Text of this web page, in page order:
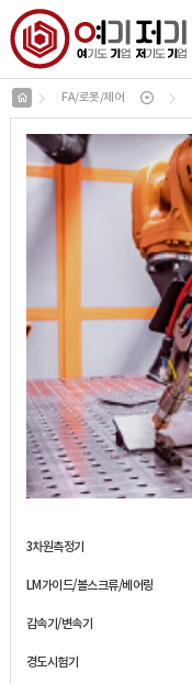
FA/로봇/제어
3차원측정기
LM가이드/볼스크류/베어링
감속기/변속기
경도시험기